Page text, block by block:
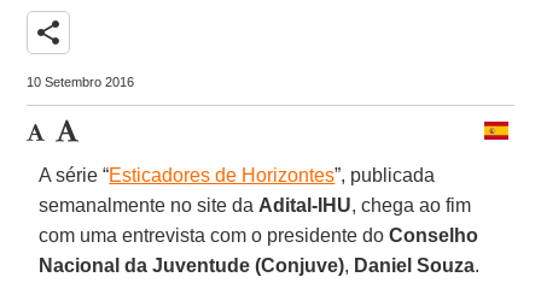
share
10 Setembro 2016
A série “Esticadores de Horizontes”, publicada
semanalmente no site da Adital-IHU, chega ao fim
com uma entrevista com o presidente do Conselho
Nacional da Juventude (Conjuve), Daniel Souza.